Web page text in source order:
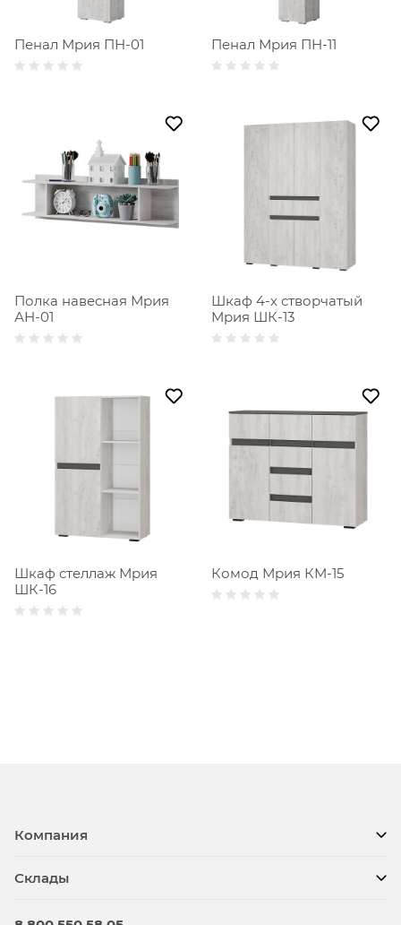
Пенал Мрия ПН-01 Пенал Мрия ПН-11
Полка навесная Мрия
АН-01
Шкаф 4-х створчатый
Мрия ШК-13
Шкаф стеллаж Мрия
ШК-16
Комод Мрия КМ-15
Компания
Склады